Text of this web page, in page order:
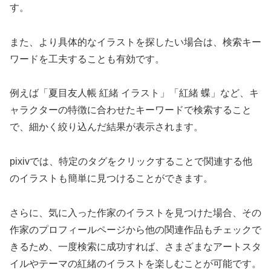
す。
また、より具体的なイラストを探したい場合は、検索キー
ワードを工夫することも有効です。
例えば「夏目友人帳 紅緒 イラスト」「紅緒 蝶」など、キ
ャラクターの特徴に合わせたキーワードで検索すること
で、細かく絞り込んだ結果が表示されます。
pixivでは、特定のタグをクリックすることで関連する他
のイラストも簡単に見つけることができます。
さらに、気に入った作家のイラストを見つけた場合、その
作家のプロフィールページから他の関連作品もチェックで
きるため、一度検索に成功すれば、さまざまなアートスタ
イルやテーマの紅緒のイラストを楽しむことが可能です。